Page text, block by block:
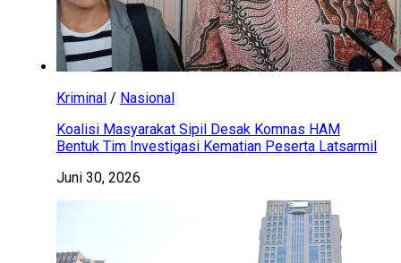
Kriminal / Nasional
Koalisi Masyarakat Sipil Desak Komnas HAM
Bentuk Tim Investigasi Kematian Peserta Latsarmil
Juni 30, 2026